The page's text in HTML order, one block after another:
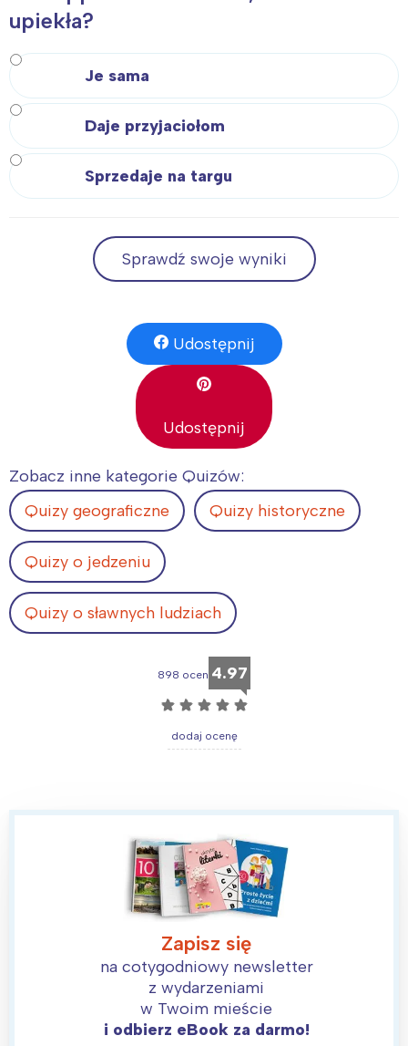
upiekła?
Je sama
Daje przyjaciołom
Sprzedaje na targu
Sprawdź swoje wyniki
Udostępnij
Udostępnij
Zobacz inne kategorie Quizów:
Quizy geograficzne
Quizy historyczne
Quizy o jedzeniu
Quizy o sławnych ludziach
898 ocen 4.97
☆ ☆ ☆ ☆ ☆
dodaj ocenę
Zapisz się
na cotygodniowy newsletter
z wydarzeniami
w Twoim mieście
i odbierz eBook za darmo!